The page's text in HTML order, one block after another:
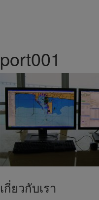
port001
เกี่ยวกับเรา